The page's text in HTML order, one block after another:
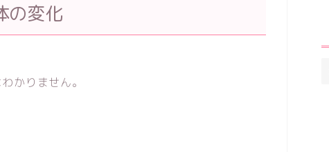
の変化
かりません。